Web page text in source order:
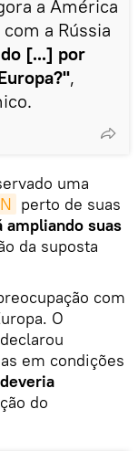
a América
a Rússia
[...] por
,
uma
perto de suas
ampliando suas
da suposta
com
O
em condições
deveria
do